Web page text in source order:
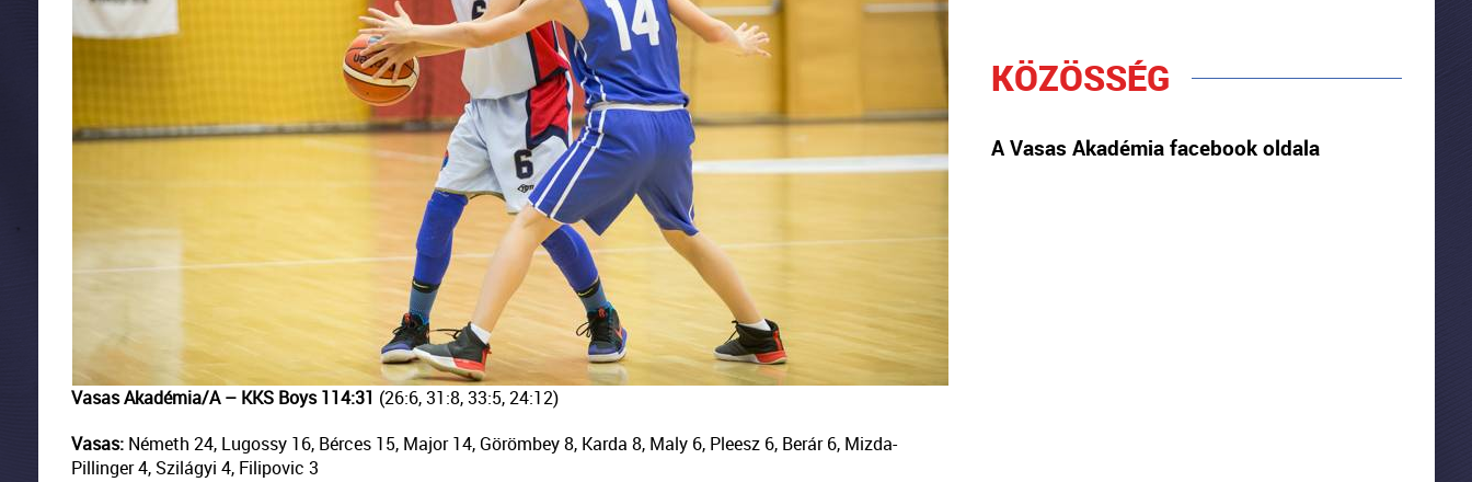
Vasas Akadémia/A – KKS Boys 114:31 (26:6, 31:8, 33:5, 24:12)
Vasas:Németh 24, Lugossy 16, Bérces 15, Major 14, Görömbey 8, Karda 8, Maly 6, Pleesz 6, Berár 6, Mizda-
Pillinger 4, Szilágyi 4, Filipovic 3
KÖZÖSSÉG
A Vasas Akadémia facebook oldala